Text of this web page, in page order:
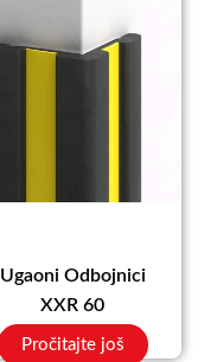
Ugaoni Odbojnici
XXR 60
Pročitajte još